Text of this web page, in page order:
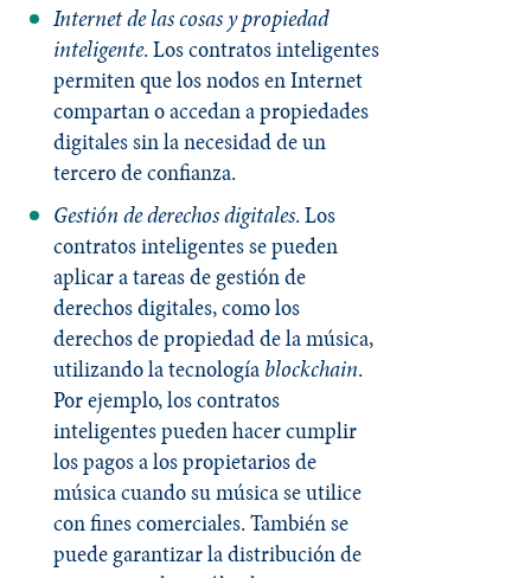
Internet de las cosas y propiedad
inteligente. Los contratos inteligentes
permiten que los nodos en Internet
compartan o accedan a propiedades
digitales sin la necesidad de un
tercero de confianza.
Gestión de derechos digitales. Los
contratos inteligentes se pueden
aplicar a tareas de gestión de
derechos digitales, como los
derechos de propiedad de la música,
utilizando la tecnologíablockchain.
Por ejemplo, los contratos
inteligentes pueden hacer cumplir
los pagos a los propietarios de
música cuando su música se utilice
con fines comerciales. También se
puede garantizar la distribución de